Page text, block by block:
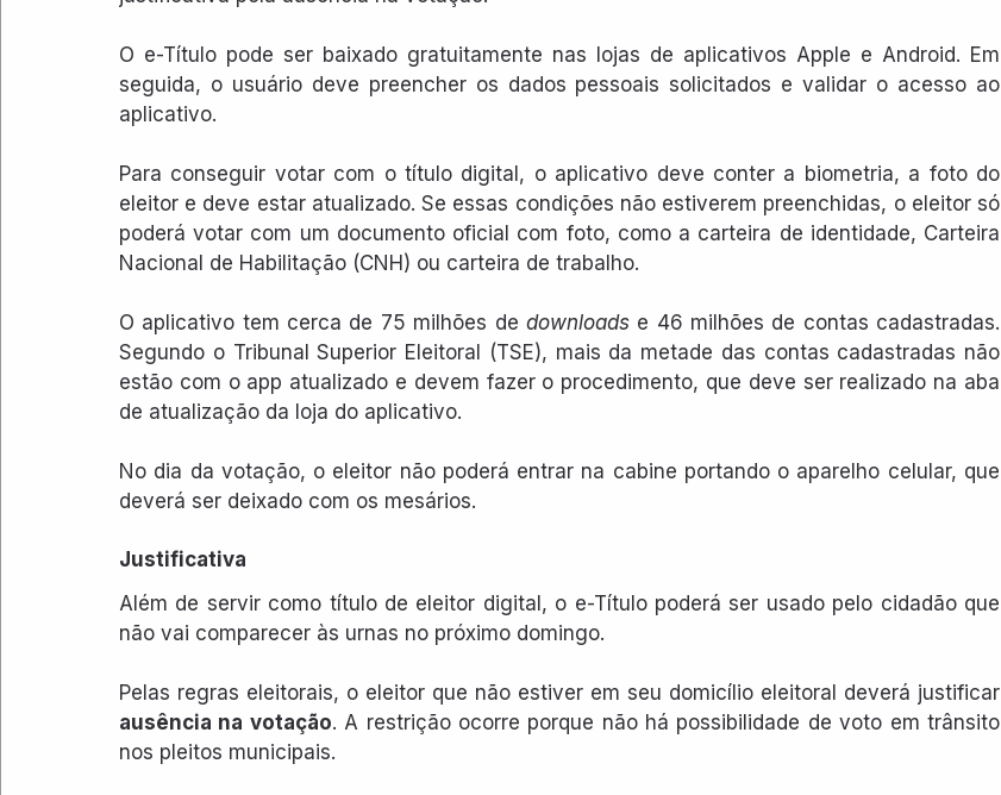
O e-Título pode ser baixado gratuitamente nas lojas de aplicativos Apple e Android. Em
seguida, o usuário deve preencher os dados pessoais solicitados e validar o acesso ao
aplicativo.
Para conseguir votar com o título digital, o aplicativo deve conter a biometria, a foto do
eleitor e deve estar atualizado. Se essas condições não estiverem preenchidas, o eleitor só
poderá votar com um documento oficial com foto, como a carteira de identidade, Carteira
Nacional de Habilitação (CNH) ou carteira de trabalho.
O aplicativo tem cerca de 75 milhões de downloads e 46 milhões de contas cadastradas.
Segundo o Tribunal Superior Eleitoral (TSE), mais da metade das contas cadastradas não
estão com o app atualizado e devem fazer o procedimento, que deve ser realizado na aba
de atualização da loja do aplicativo.
No dia da votação, o eleitor não poderá entrar na cabine portando o aparelho celular, que
deverá ser deixado com os mesários.
Justificativa
Além de servir como título de eleitor digital, o e-Título poderá ser usado pelo cidadão que
não vai comparecer às urnas no próximo domingo.
ausência na votação. A restrição ocorre porque não há possibilidade de voto em trânsito
nos pleitos municipais.